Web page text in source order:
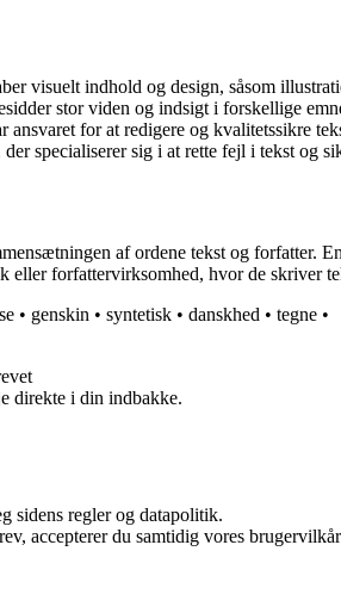
visuelt indhold og design, såsom
stor viden og indsigt i forskellige
ansvaret for at redigere og kvalitetssikre
der specialiserer sig i at rette fejl i tekst og
af ordene tekst og forfatter.
eller forfattervirksomhed, hvor de skriver
• genskin • syntetisk • danskhed • tegne •
direkte i din indbakke.
sidens regler og datapolitik.
accepterer du samtidig vores